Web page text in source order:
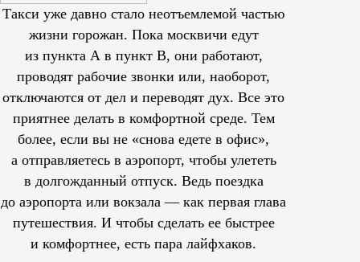
Такси уже давно стало неотъемлемой частью
жизни горожан. Пока москвичи едут
из пункта А в пункт В, они работают,
проводят рабочие звонки или, наоборот,
отключаются от дел и переводят дух. Все это
приятнее делать в комфортной среде. Тем
более, если вы не «снова едете в офис»,
а отправляетесь в аэропорт, чтобы улететь
в долгожданный отпуск. Ведь поездка
до аэропорта или вокзала — как первая глава
путешествия. И чтобы сделать ее быстрее
и комфортнее, есть пара лайфхаков.